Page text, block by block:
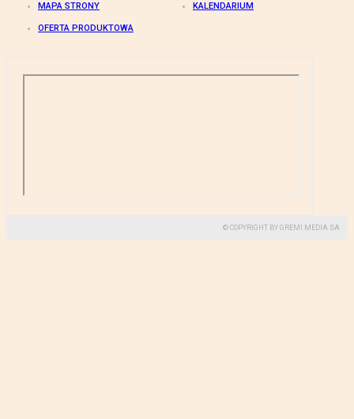
MAPA STRONY KALENDARIUM
OFERTA PRODUKTOWA
© COPYRIGHT BY GREMI MEDIA SA